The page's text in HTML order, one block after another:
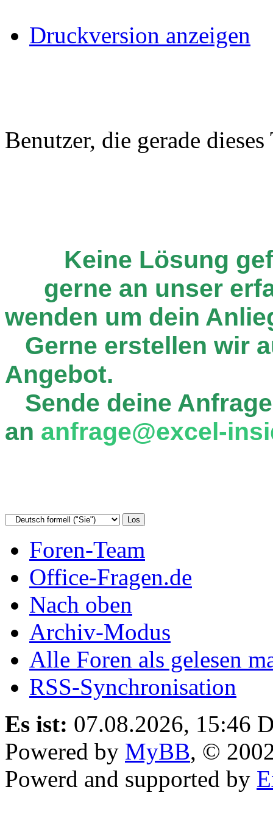
Druckversion anzeigen
Benutzer, die gerade
Keine Lösung
gerne an unser
wenden um dein
Gerne erstellen wir
Angebot.
Sende deine
an anfrage@excel-
Foren-Team
Office-Fragen.de
Nach oben
Archiv-Modus
Alle Foren als gelesen
RSS-Synchronisation
Es ist: 07.08.2026, 15:46
Powered by MyBB, ©
Powerd and supported by